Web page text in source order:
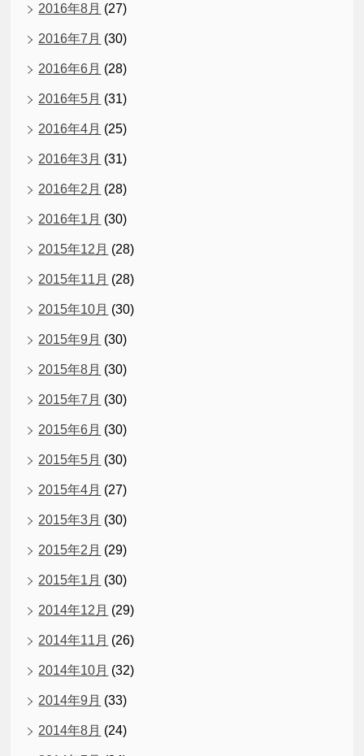
2016年8月 (27)
2016年7月 (30)
2016年6月 (28)
2016年5月 (31)
2016年4月 (25)
2016年3月 (31)
2016年2月 (28)
2016年1月 (30)
2015年12月 (28)
2015年11月 (28)
2015年10月 (30)
2015年9月 (30)
2015年8月 (30)
2015年7月 (30)
2015年6月 (30)
2015年5月 (30)
2015年4月 (27)
2015年3月 (30)
2015年2月 (29)
2015年1月 (30)
2014年12月 (29)
2014年11月 (26)
2014年10月 (32)
2014年9月 (33)
2014年8月 (24)